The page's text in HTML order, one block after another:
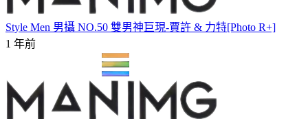
Style Men 男攝 NO.50 雙男神巨現-賈許 & 力特[Photo R+]
1 年前